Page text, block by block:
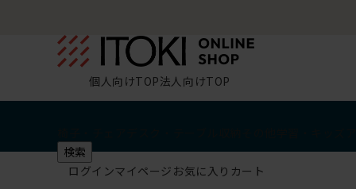
個人向けTOP法人向けTOP
検索
ログインマイページ お気に入り カート